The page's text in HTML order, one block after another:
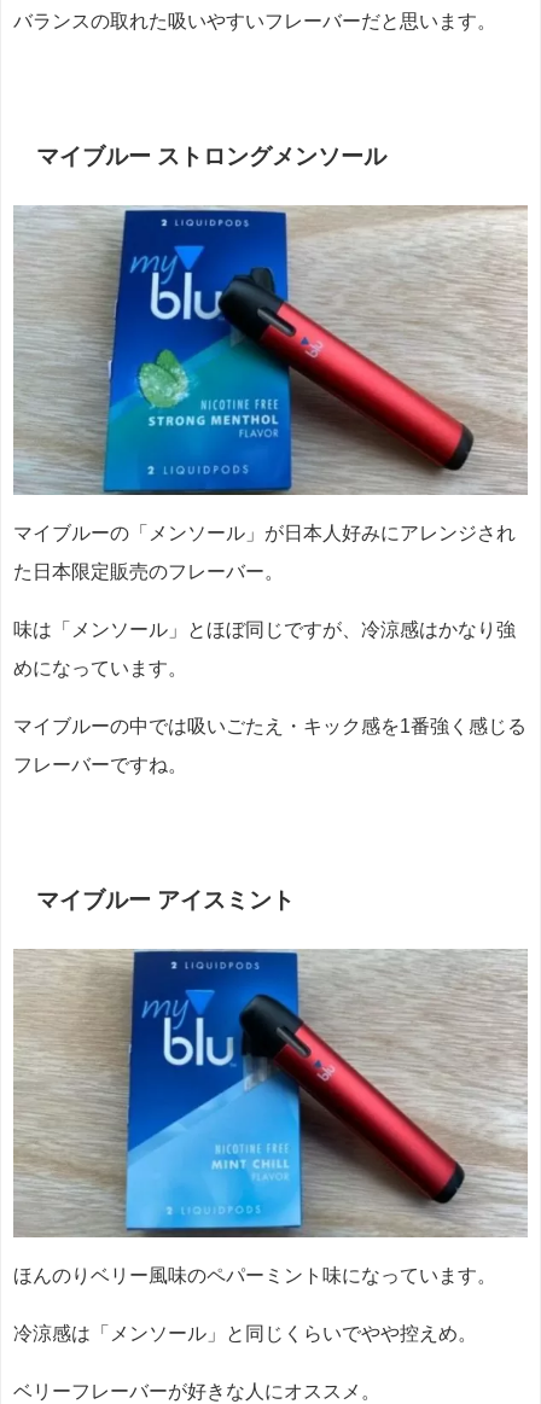
バランスの取れた吸いやすいフレーバーだと思います。
マイブルー ストロングメンソール
マイブルーの「メンソール」が日本人好みにアレンジされ
た日本限定販売のフレーバー。
味は「メンソール」とほぼ同じですが、冷涼感はかなり強
めになっています。
マイブルーの中では吸いごたえ・キック感を1番強く感じる
フレーバーですね。
マイブルー アイスミント
ほんのりベリー風味のペパーミント味になっています。
冷涼感は「メンソール」と同じくらいでやや控えめ。
ベリーフレーバーが好きな人にオススメ。